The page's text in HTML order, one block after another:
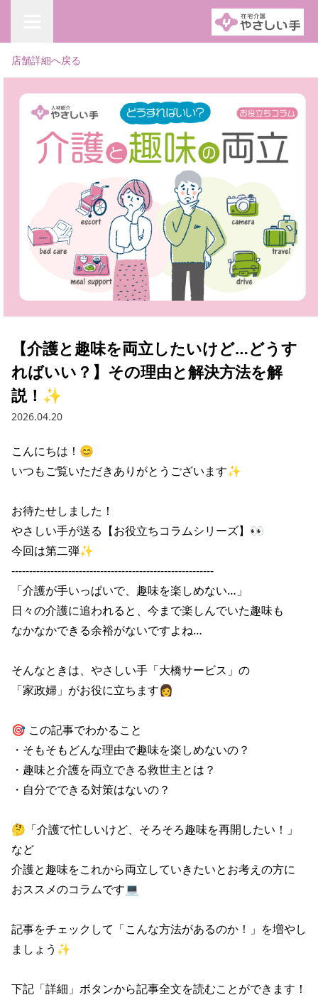
店舗詳細へ戻る
【介護と趣味を両立したいけど…どうす
ればいい？】その理由と解決方法を解
説！✨
2026.04.20
こんにちは！😊
いつもご覧いただきありがとうございます✨
お待たせしました！
やさしい手が送る【お役立ちコラムシリーズ】👀
今回は第二弾✨
---------------------------------------------------------
「介護が手いっぱいで、趣味を楽しめない…」
日々の介護に追われると、今まで楽しんでいた趣味も
なかなかできる余裕がないですよね…
そんなときは、やさしい手「大橋サービス」の
「家政婦」がお役に立ちます👩
🎯 この記事でわかること
・そもそもどんな理由で趣味を楽しめないの？
・趣味と介護を両立できる救世主とは？
・自分でできる対策はないの？
🤔「介護で忙しいけど、そろそろ趣味を再開したい！」
など
介護と趣味をこれから両立していきたいとお考えの方に
おススメのコラムです💻
記事をチェックして「こんな方法があるのか！」を増やし
ましょう✨
下記「詳細」ボタンから記事全文を読むことができます！